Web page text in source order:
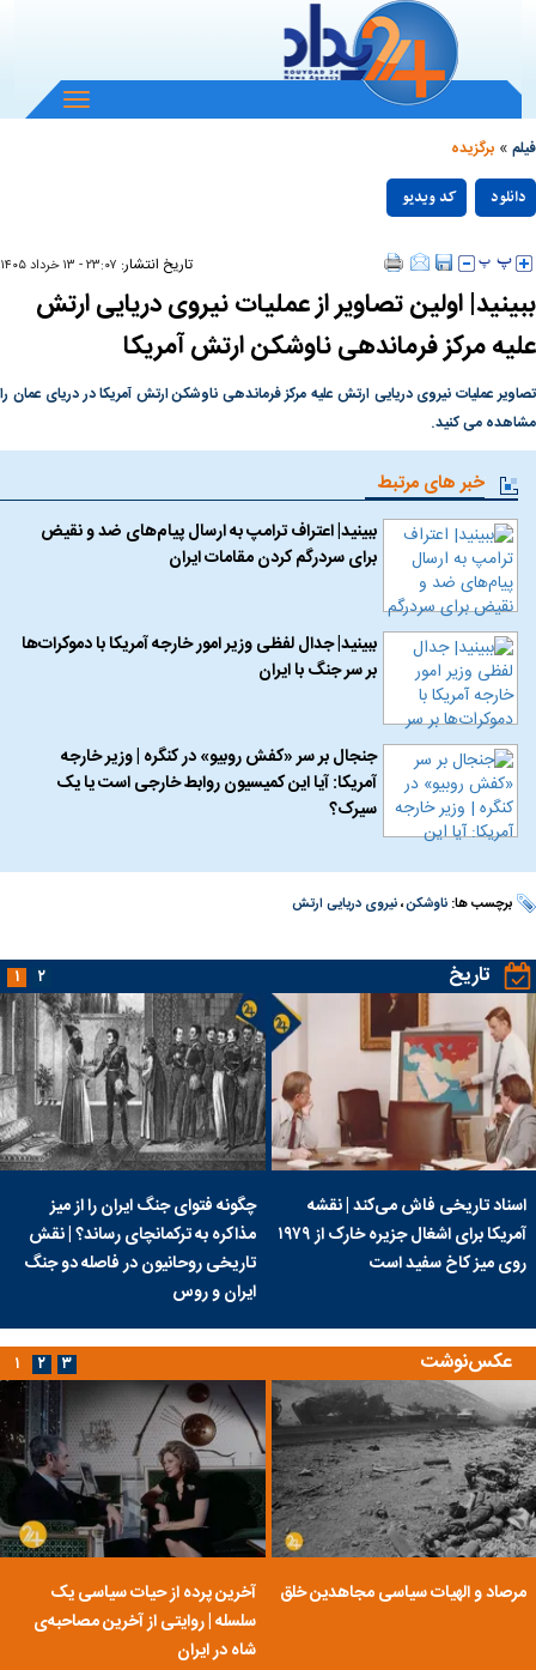
باز
و
فیلم » برگزیده
Video
کد ویدیو دانلود
تاریخ انتشار: ۲۳:۰۷ - ۱۳ خرداد ۱۴۰۵
ببینید| اولین تصاویر از عملیات نیروی دریایی ارتش
علیه مرکز فرماندهی ناوشکن ارتش آمریکا
تصاویر عملیات نیروی دریایی ارتش علیه مرکز فرماندهی ناوشکن ارتش آمریکا در دریای عمان را
مشاهده می کنید.
خبر های مرتبط
ببینید| اعتراف ترامپ به ارسال پیام‌های ضد و نقیض
برای سردرگم کردن مقامات ایران
ببینید| جدال لفظی وزیر امور خارجه آمریکا با دموکرات‌ها
بر سر جنگ با ایران
جنجال بر سر «کفش روبیو» در کنگره | وزیر خارجه
آمریکا: آیا این کمیسیون روابط خارجی است یا یک
سیرک؟
برچسب ها: ناوشکن،نیروی دریایی ارتش
تاریخ
اسناد تاریخی فاش می‌کند | نقشه
آمریکا برای اشغال جزیره خارک از ۱۹۷۹
روی میز کاخ سفید است
چگونه فتوای جنگ ایران را از میز
مذاکره به ترکمانچای رساند؟ | نقش
تاریخی روحانیون در فاصله دو جنگ
ایران و روس
۱ ۲
عکس‌نوشت
مرصاد و الهیات سیاسی مجاهدین خلق
آخرین پرده از حیات سیاسی یک
سلسله | روایتی از آخرین مصاحبه‌ی
شاه در ایران
۱ ۲ ۳